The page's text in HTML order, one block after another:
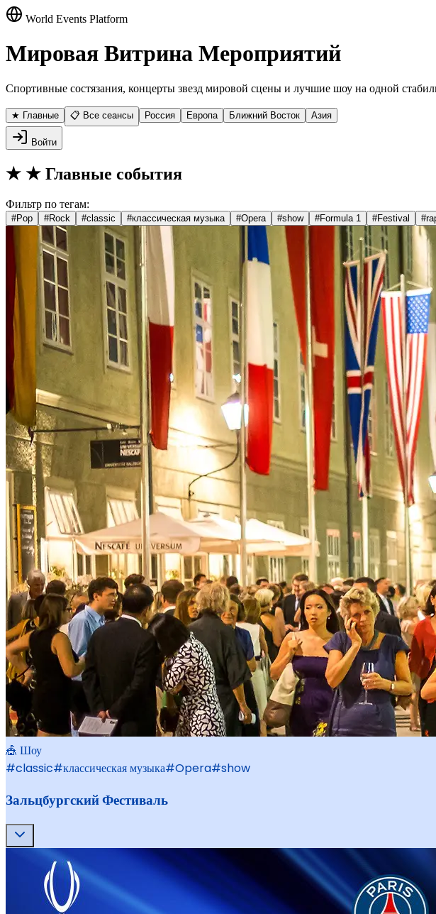
World Events Platform
Мировая Витрина Мероприятий
Спортивные состязания, концерты звезд мировой сцены и лучшие шоу на одной
★ Главные 📋 Все сеансы Россия Европа Ближний Восток Азия
Войти
★ ★ Главные события
Фильтр по тегам:
#Pop #Rock #classic #классическая музыка #Opera #show #Formula 1 #Festival #
🎪 Шоу
#classic#классическая музыка#Opera#show
Зальцбургский Фестиваль